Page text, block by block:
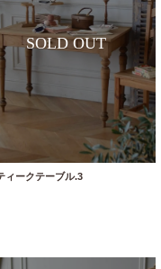
ィークテーブル.3